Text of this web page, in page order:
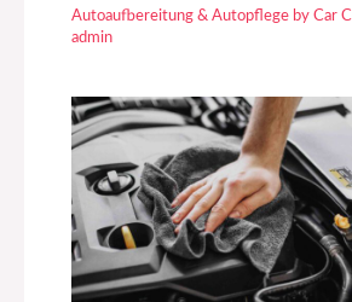
Autoaufbereitung & Autopflege by Car
admin